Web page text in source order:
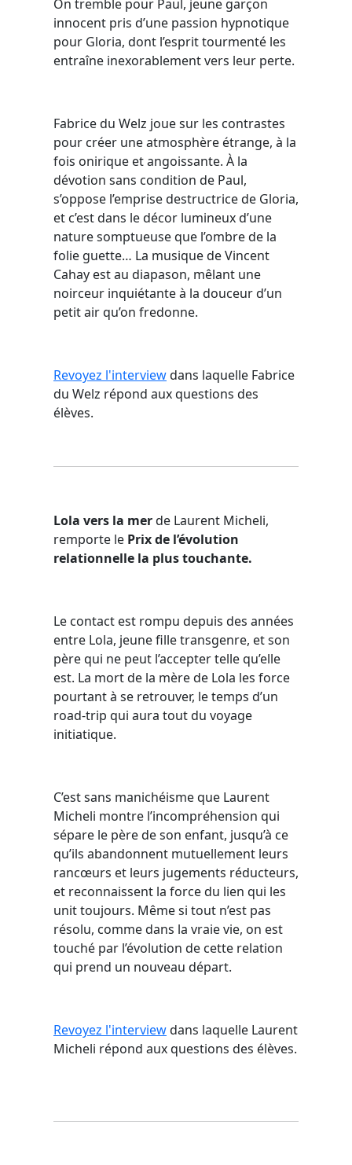
On tremble pour Paul, jeune garçon
innocent pris d’une passion hypnotique
pour Gloria, dont l’esprit tourmenté les
entraîne inexorablement vers leur perte.
Fabrice du Welz joue sur les contrastes
pour créer une atmosphère étrange, à la
fois onirique et angoissante. À la
dévotion sans condition de Paul,
s’oppose l’emprise destructrice de Gloria,
et c’est dans le décor lumineux d’une
nature somptueuse que l’ombre de la
folie guette… La musique de Vincent
Cahay est au diapason, mêlant une
noirceur inquiétante à la douceur d’un
petit air qu’on fredonne.
Revoyez l'interviewdans laquelle Fabrice
du Welz répond aux questions des
élèves.
Lola vers la merde Laurent Micheli,
remporte le Prix de l’évolution
relationnelle la plus touchante.
Le contact est rompu depuis des années
entre Lola, jeune fille transgenre, et son
père qui ne peut l’accepter telle qu’elle
est. La mort de la mère de Lola les force
pourtant à se retrouver, le temps d’un
road-trip qui aura tout du voyage
initiatique.
C’est sans manichéisme que Laurent
Micheli montre l’incompréhension qui
sépare le père de son enfant, jusqu’à ce
qu’ils abandonnent mutuellement leurs
rancœurs et leurs jugements réducteurs,
et reconnaissent la force du lien qui les
unit toujours. Même si tout n’est pas
résolu, comme dans la vraie vie, on est
touché par l’évolution de cette relation
qui prend un nouveau départ.
Revoyez l'interviewdans laquelle Laurent
Micheli répond aux questions des élèves.